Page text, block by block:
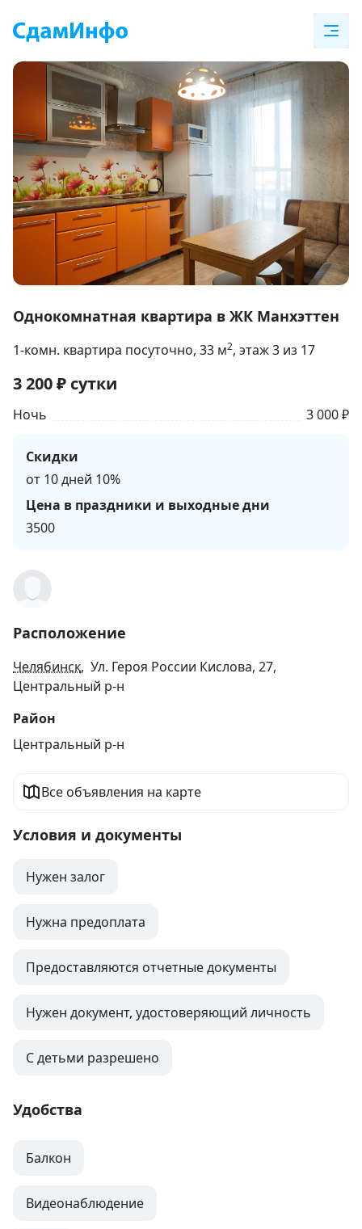
1
7
Однокомнатная квартира в ЖК Манхэттен
1-комн. квартира посуточно, 33 м2, этаж 3 из 17
3 200₽ сутки
Ночь 3 000 ₽
Скидки
от 10 дней 10%
Цена в праздники и выходные дни
3500
Расположение
Челябинск, Ул. Героя России Кислова, 27,
Центральный р-н
Район
Центральный р-н
Все объявления на карте
Условия и документы
Нужен залог
Нужна предоплата
Предоставляются отчетные документы
Нужен документ, удостоверяющий личность
С детьми разрешено
Удобства
Балкон
Видеонаблюдение